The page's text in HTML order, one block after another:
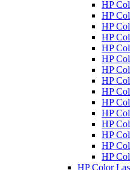
HP
HP
HP
HP
HP
HP
HP
HP
HP
HP
HP
HP
HP
HP
HP
HP Color